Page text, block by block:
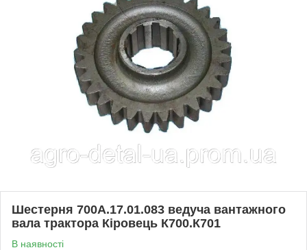
Шестерня 700А.17.01.083 ведуча вантажного
вала трактора Кіровець К700.К701
В наявності